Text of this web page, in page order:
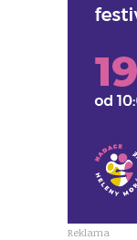
Reklama